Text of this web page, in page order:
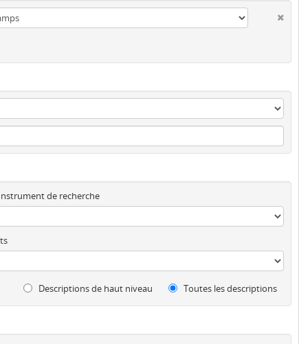
de recherche
Descriptions de haut niveau Toutes les descriptions